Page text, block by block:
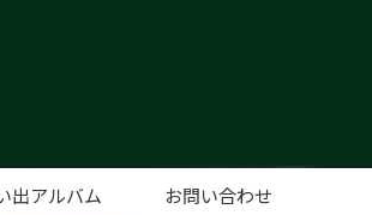
出アルバム お問い合わせ